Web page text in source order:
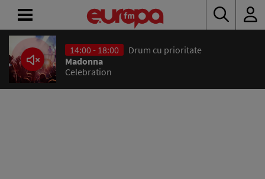
14:00 - 18:00
Drum cu prioritate
Madonna
Celebration
ACASĂ
ȘTIRI